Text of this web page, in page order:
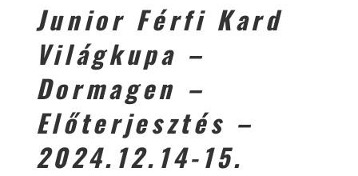
Junior Férfi Kard
Világkupa –
Dormagen –
Előterjesztés –
2024.12.14-15.